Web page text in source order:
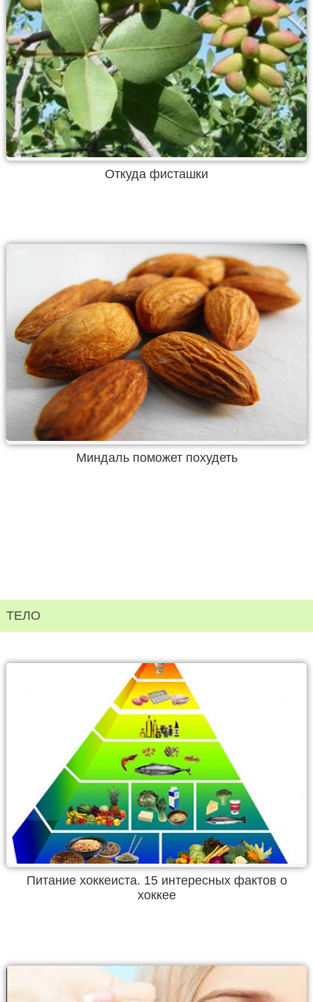
Откуда фисташки
Миндаль поможет похудеть
ТЕЛО
Питание хоккеиста. 15 интересных фактов о
хоккее